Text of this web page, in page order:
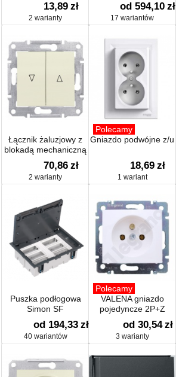
13,89 zł
2 warianty
od 594,10 zł
17 wariantów
Łącznik żaluzjowy z
blokadą mechaniczną
70,86 zł
2 warianty
Polecamy
Gniazdo podwójne z/u
18,69 zł
1 wariant
Puszka podłogowa
Simon SF
od 194,33 zł
40 wariantów
Polecamy
VALENA gniazdo
pojedyncze 2P+Z
od 30,54 zł
3 warianty